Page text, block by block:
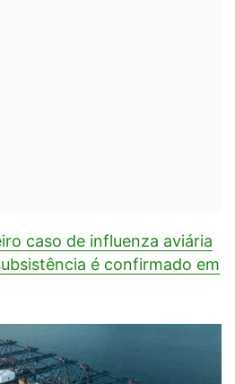
caso de influenza aviária
é confirmado em